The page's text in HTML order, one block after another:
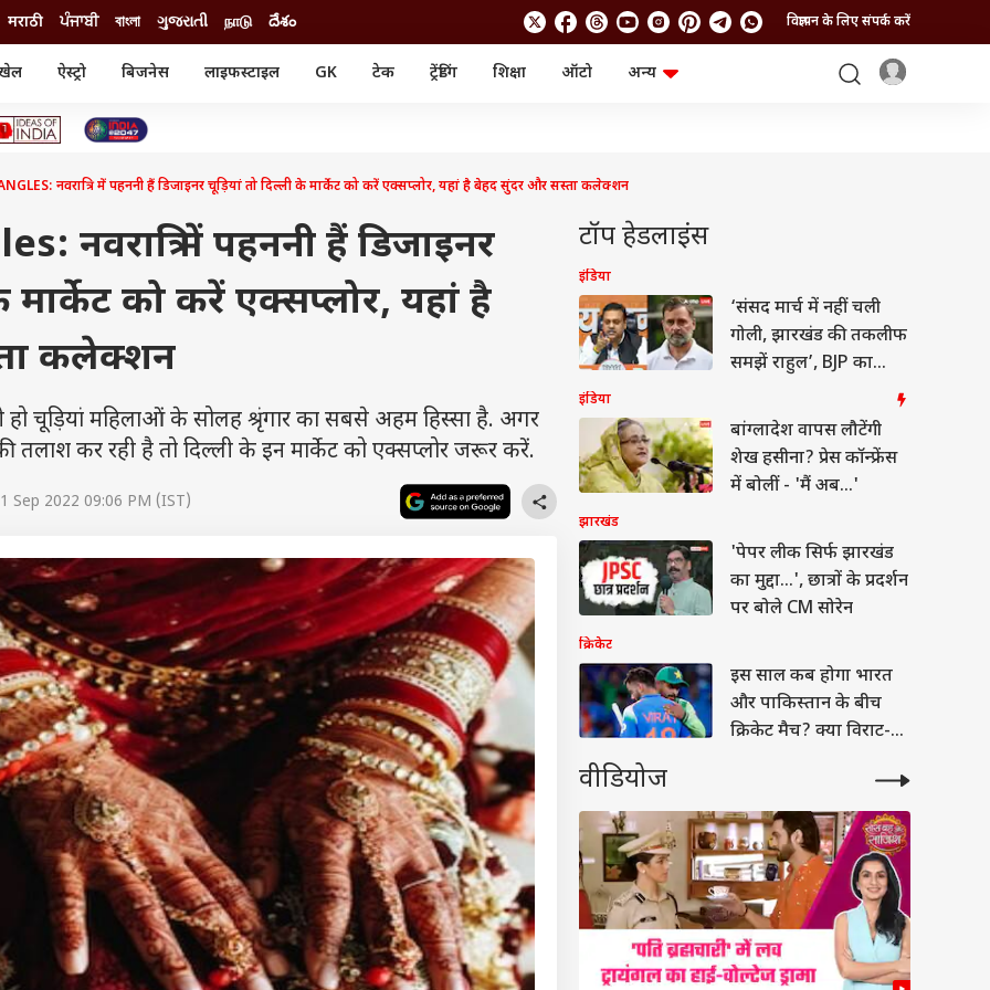
मराठी ਪੰਜਾਬੀ বাংলা ગુજરાતી நாடு దేశం विज्ञापन के लिए संपर्क करें
ऐस्ट्रो बिजनेस लाइफस्टाइल GK टेक ट्रेंडिंग शिक्षा ऑटो
अन्य
सिनेमा
म्यूचुअल फंड्स
आईपीओ
मोबाइल
चैटजीपीटी
गैजेट
नौकरी
फोटो गैलरी
यूटिलिटी न्यूज़
वीडियो
नवरात्रि में पहननी हैं डिजाइनर चूड़ियां तो दिल्ली के मार्केट को करें एक्सप्लोर, यहां है बेहद सुंदर और सस्ता कलेक्शन
नवरात्रि में पहननी हैं डिजाइनर
मार्केट को करें एक्सप्लोर, यहां है
कलेक्शन
हो चूड़ियां महिलाओं के सोलह श्रृंगार का सबसे अहम हिस्सा है. अगर
तलाश कर रही है तो दिल्ली के इन मार्केट को एक्सप्लोर जरूर करें.
Sep 2022 09:06 PM (IST)
टॉप हेडलाइंस
इंडिया
‘संसद मार्च में नहीं चली
गोली, झारखंड की तकलीफ
समझें राहुल’, BJP का
इंडिया
बांग्लादेश वापस लौटेंगी
शेख हसीना? प्रेस कॉन्फ्रेंस
में बोलीं - 'मैं अब...'
झारखंड
'पेपर लीक सिर्फ झारखंड
का मुद्दा...', छात्रों के प्रदर्शन
पर बोले CM सोरेन
क्रिकेट
इस साल कब होगा भारत
और पाकिस्तान के बीच
क्रिकेट मैच? क्या विराट-
वीडियोज
आर्टिकल्स टॉप रील्स